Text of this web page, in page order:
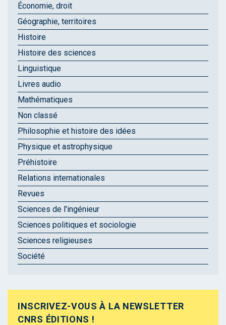
Économie, droit
Géographie, territoires
Histoire
Histoire des sciences
Linguistique
Livres audio
Mathématiques
Non classé
Philosophie et histoire des idées
Physique et astrophysique
Préhistoire
Relations internationales
Revues
Sciences de l'ingénieur
Sciences politiques et sociologie
Sciences religieuses
Société
INSCRIVEZ-VOUS À LA NEWSLETTER
CNRS ÉDITIONS !